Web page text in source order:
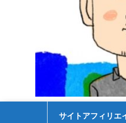
サイトアフィリエ